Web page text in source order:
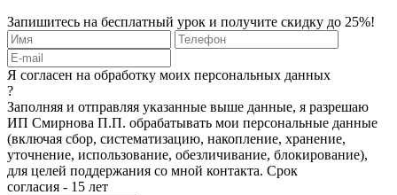
Запишитесь на бесплатный урок и получите скидку до 25%!
Я согласен на обработку моих персональных данных
?
Заполняя и отправляя указанные выше данные, я разрешаю
ИП Смирнова П.П. обрабатывать мои персональные данные
(включая сбор, систематизацию, накопление, хранение,
уточнение, использование, обезличивание, блокирование),
для целей поддержания со мной контакта. Срок
согласия - 15 лет